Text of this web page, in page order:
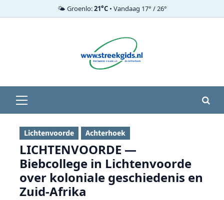
🌤️ Groenlo:21°C• Vandaag 17° / 26°
menu
Lichtenvoorde Achterhoek
LICHTENVOORDE —
Biebcollege in Lichtenvoorde
over koloniale geschiedenis en
Zuid-Afrika